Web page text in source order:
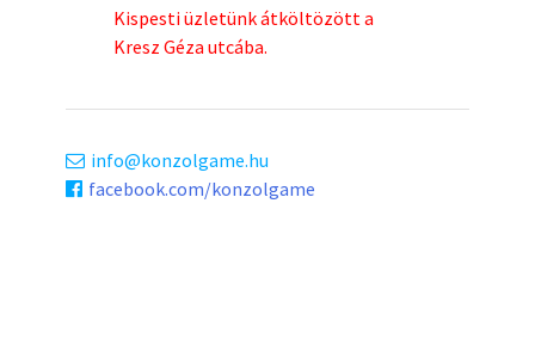
Kispesti üzletünk átköltözött a
Kresz Géza utcába.
info
konzolgame.hu
facebook.com/konzolgame